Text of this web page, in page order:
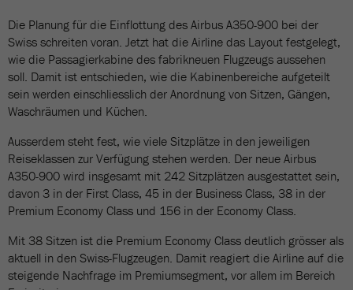
Die Planung für die Einflottung des Airbus A350-900 bei der
Swiss schreiten voran. Jetzt hat die Airline das Layout festgelegt,
wie die Passagierkabine des fabrikneuen Flugzeugs aussehen
soll. Damit ist entschieden, wie die Kabinenbereiche aufgeteilt
sein werden einschliesslich der Anordnung von Sitzen, Gängen,
Waschräumen und Küchen.
Ausserdem steht fest, wie viele Sitzplätze in den jeweiligen
Reiseklassen zur Verfügung stehen werden. Der neue Airbus
A350-900 wird insgesamt mit 242 Sitzplätzen ausgestattet sein,
davon 3 in der First Class, 45 in der Business Class, 38 in der
Premium Economy Class und 156 in der Economy Class.
Mit 38 Sitzen ist die Premium Economy Class deutlich grösser als
aktuell in den Swiss-Flugzeugen. Damit reagiert die Airline auf die
steigende Nachfrage im Premiumsegment, vor allem im Bereich